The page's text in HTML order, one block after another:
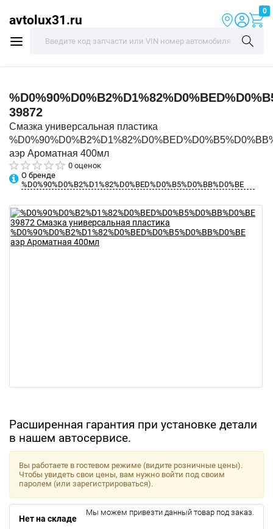
avtolux31.ru
0
39872
Смазка универсальная пластика
аэр Ароматная 400мл
0 оценок
О бренде
%D0%90%D0%B2%D1%82%D0%BED%D0%B5%D0%BB%D0%BE
Расширенная гарантия при установке детали
в нашем автосервисе.
Вы работаете в гостевом режиме (видите розничные цены).
Чтобы увидеть свои цены, вам нужно войти под своим
паролем (или зарегистрироваться).
Нет на складе
Мы можем привезти данный товар под заказ.